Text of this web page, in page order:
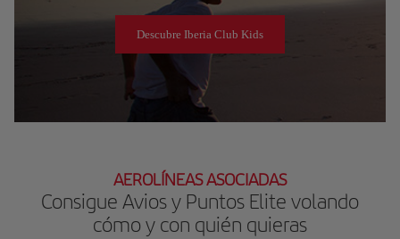
Descubre Iberia Club Kids
AEROLÍNEAS ASOCIADAS
Consigue Avios y Puntos Elite volando
cómo y con quién quieras